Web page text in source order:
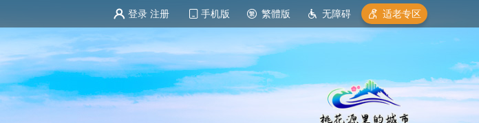
登录 注册 手机版 繁體版 无障碍 适老专区